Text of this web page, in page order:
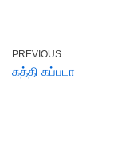
PREVIOUS
கத்தி கப்படா